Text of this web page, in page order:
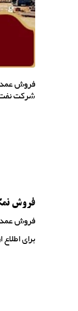
فروش
شرکت نفت
فروش
فروش
برای